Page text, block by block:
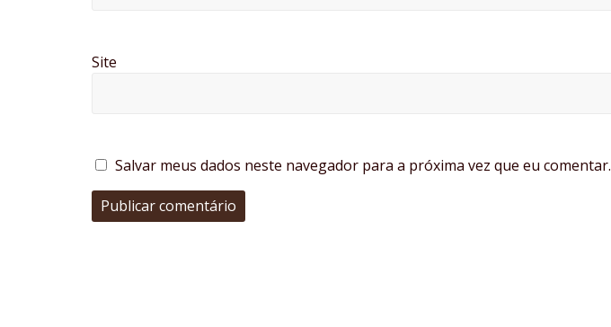
Site
Salvar meus dados neste navegador para a próxima vez que eu comentar.